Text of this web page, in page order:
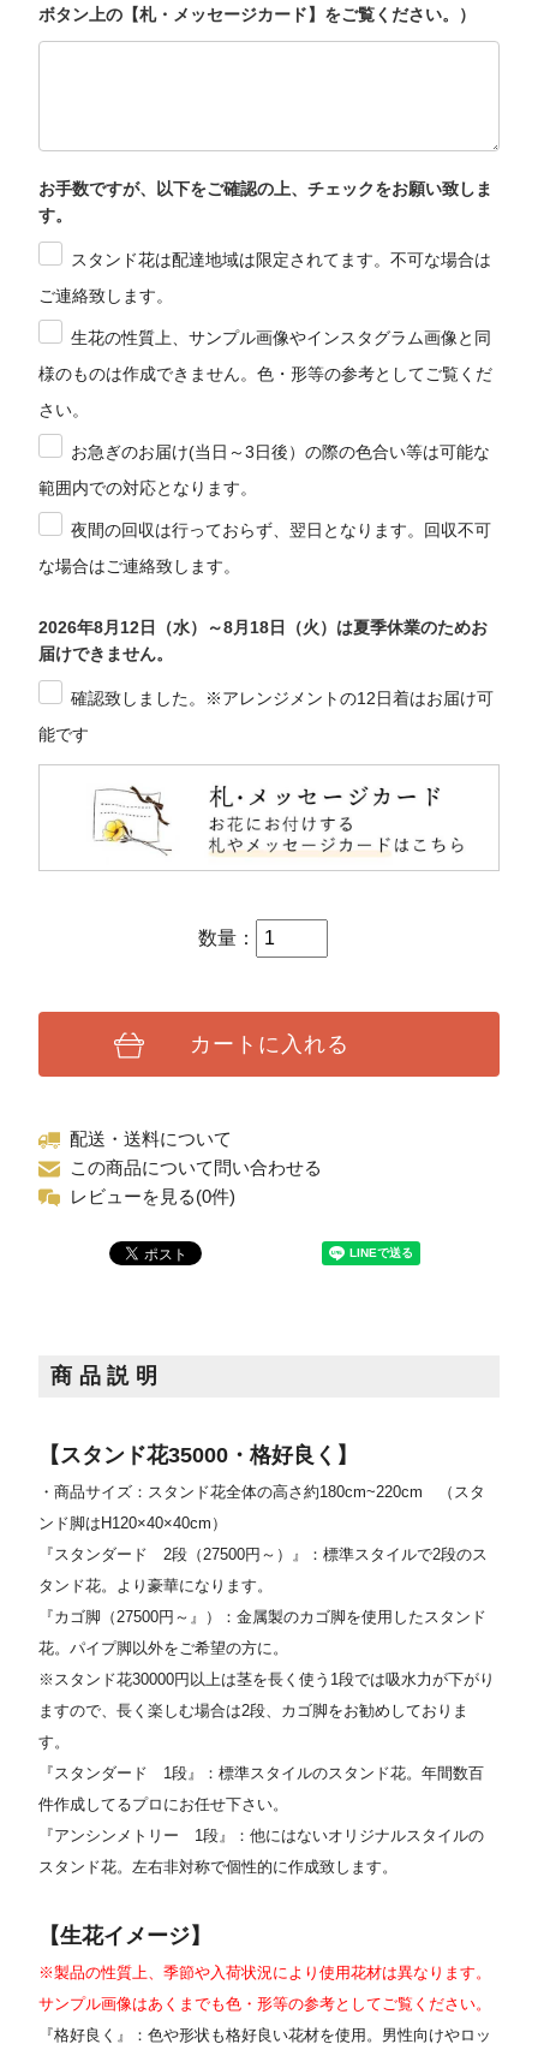
ボタン上の【札・メッセージカード】をご覧ください。）
お手数ですが、以下をご確認の上、チェックをお願い致しま
す。
スタンド花は配達地域は限定されてます。不可な場合は
ご連絡致します。
生花の性質上、サンプル画像やインスタグラム画像と同
様のものは作成できません。色・形等の参考としてご覧くだ
さい。
お急ぎのお届け(当日～3日後）の際の色合い等は可能な
範囲内での対応となります。
夜間の回収は行っておらず、翌日となります。回収不可
な場合はご連絡致します。
2026年8月12日（水）～8月18日（火）は夏季休業のためお
届けできません。
確認致しました。※アレンジメントの12日着はお届け可
能です
数量：
カートに入れる
配送・送料について
この商品について問い合わせる
レビューを見る(0件)
商品説明
【スタンド花35000・格好良く】
・商品サイズ：スタンド花全体の高さ約180cm~220cm
（スタ
ンド脚はH120×40×40cm）
『スタンダード 2段（27500円～）』：標準スタイルで2段のス
タンド花。より豪華になります。
『カゴ脚（27500円～』）：金属製のカゴ脚を使用したスタンド
花。パイプ脚以外をご希望の方に。
※スタンド花30000円以上は茎を長く使う1段では吸水力が下がり
ますので、長く楽しむ場合は2段、カゴ脚をお勧めしておりま
す。
『スタンダード 1段』：標準スタイルのスタンド花。年間数百
件作成してるプロにお任せ下さい。
『アンシンメトリー 1段』：他にはないオリジナルスタイルの
スタンド花。左右非対称で個性的に作成致します。
【生花イメージ】
※製品の性質上、季節や入荷状況により使用花材は異なります。
サンプル画像はあくまでも色・形等の参考としてご覧ください。
『格好良く』：色や形状も格好良い花材を使用。男性向けやロッ